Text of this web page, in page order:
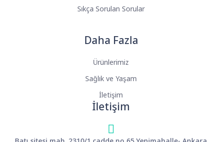
Sıkça Sorulan Sorular
Daha Fazla
Ürünlerimiz
Sağlık ve Yaşam
İletişim
İletişim